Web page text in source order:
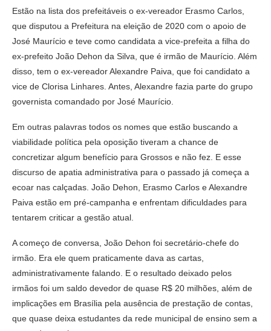
Estão na lista dos prefeitáveis o ex-vereador Erasmo Carlos,
que disputou a Prefeitura na eleição de 2020 com o apoio de
José Maurício e teve como candidata a vice-prefeita a filha do
ex-prefeito João Dehon da Silva, que é irmão de Maurício. Além
disso, tem o ex-vereador Alexandre Paiva, que foi candidato a
vice de Clorisa Linhares. Antes, Alexandre fazia parte do grupo
governista comandado por José Maurício.
Em outras palavras todos os nomes que estão buscando a
viabilidade política pela oposição tiveram a chance de
concretizar algum benefício para Grossos e não fez. E esse
discurso de apatia administrativa para o passado já começa a
ecoar nas calçadas. João Dehon, Erasmo Carlos e Alexandre
Paiva estão em pré-campanha e enfrentam dificuldades para
tentarem criticar a gestão atual.
A começo de conversa, João Dehon foi secretário-chefe do
irmão. Era ele quem praticamente dava as cartas,
administrativamente falando. E o resultado deixado pelos
irmãos foi um saldo devedor de quase R$ 20 milhões, além de
implicações em Brasília pela ausência de prestação de contas,
que quase deixa estudantes da rede municipal de ensino sem a